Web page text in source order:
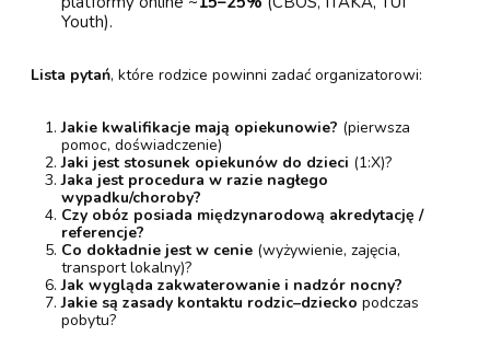
Youth).
Lista pytań, które rodzice powinni zadać organizatorowi:
Jakie kwalifikacje mają opiekunowie? (pierwsza
pomoc, doświadczenie)
Jaki jest stosunek opiekunów do dzieci (1:X)?
Jaka jest procedura w razie nagłego
wypadku/choroby?
Czy obóz posiada międzynarodową akredytację /
referencje?
Co dokładnie jest w cenie (wyżywienie, zajęcia,
transport lokalny)?
Jak wygląda zakwaterowanie i nadzór nocny?
Jakie są zasady kontaktu rodzic–dziecko podczas
pobytu?